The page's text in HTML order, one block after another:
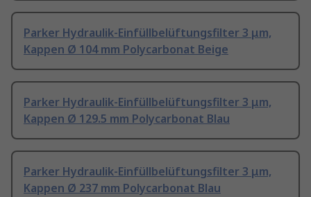
Parker Hydraulik-Einfüllbelüftungsfilter 3 μm,
Kappen Ø 104 mm Polycarbonat Beige
Parker Hydraulik-Einfüllbelüftungsfilter 3 μm,
Kappen Ø 129.5 mm Polycarbonat Blau
Parker Hydraulik-Einfüllbelüftungsfilter 3 μm,
Kappen Ø 237 mm Polycarbonat Blau